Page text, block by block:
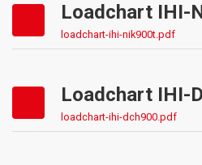
Loadchart IHI-
loadchart-ihi-nik900t.pdf
Loadchart IHI-
loadchart-ihi-dch900.pdf